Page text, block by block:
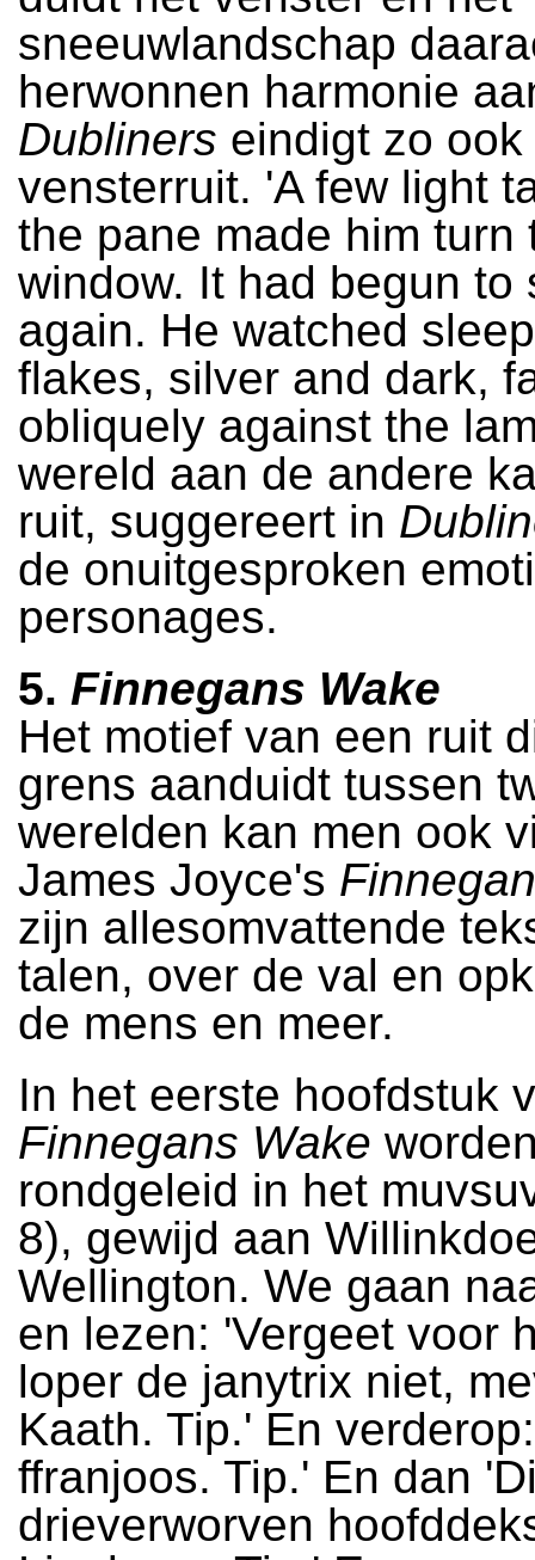
sneeuwlandschap
herwonnen harmonie
Dubliners eindigt zo
vensterruit. 'A few light
the pane made him turn
window. It had begun to
again. He watched
flakes, silver and dark,
obliquely against the
wereld aan de andere
ruit, suggereert in
de onuitgesproken
personages.
5. Finnegans Wake
Het motief van een ruit
grens aanduidt tussen
werelden kan men ook
James Joyce's
zijn allesomvattende
talen, over de val en
de mens en meer.
In het eerste hoofdstuk
Finnegans Wake
rondgeleid in het
8), gewijd aan
Wellington. We gaan
en lezen: 'Vergeet voor
loper de janytrix niet,
Kaath. Tip.' En
ffranjoos. Tip.' En dan
drieverworven